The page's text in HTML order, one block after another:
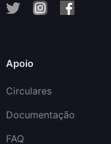
Apoio
Circulares
Documentação
FAQ